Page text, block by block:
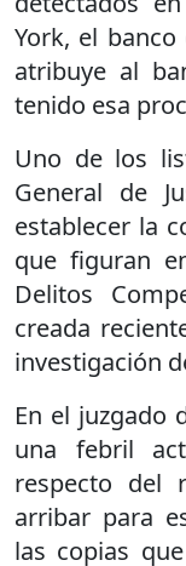
York, el
atribuye al
tenido esa
Uno de los
General de
establecer la
que figuran
Delitos
creada
investigación
En el juzgado
una febril
respecto del
arribar para
las copias